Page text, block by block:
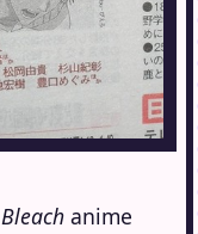
Bleach anime